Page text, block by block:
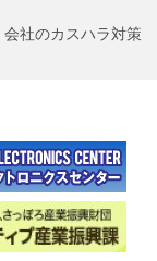
会社のカスハラ対策